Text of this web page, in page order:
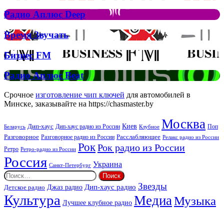
Джона
та
Брітні
Спірс
Рок
Радио
Аплюс
Deep
Радио Аплюс Deep
Время
Звучать
Время Звучать
Бизнес
Бизнес FM
Радио
Аплюс
Beat
Радио Аплюс Beat
Срочное изготовление чип ключей для автомобилей в
Минске, заказывайте на https://chasmaster.by
Беларусь Дип-хаус Дип-хаус радио из России Киев Клубное Москва Поп
Разговорное Разговорное радио из России Расслабляющее Релакс радио из России
Ретро Ретро-радио из России РокРок радио из России
Россия Санкт-Петербург Украина
Найти:
Детское радио Джаз радио Дип-хаус радио Звезды
Культура Лучшее клубное радио МедиаМузыка